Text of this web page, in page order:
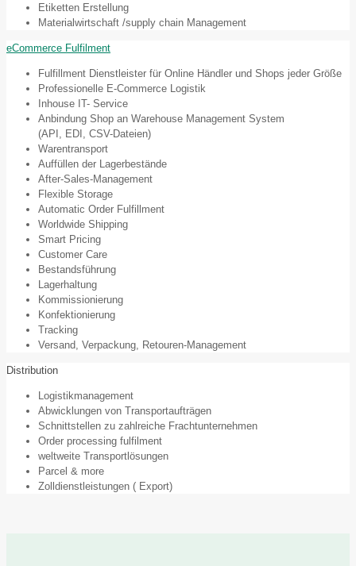
Etiketten Erstellung
Materialwirtschaft /supply chain Management
eCommerce Fulfilment
Fulfillment Dienstleister für Online Händler und Shops jeder Größe
Professionelle E-Commerce Logistik
Inhouse IT- Service
Anbindung Shop an Warehouse Management System
(API, EDI, CSV-Dateien)
Warentransport
Auffüllen der Lagerbestände
After-Sales-Management
Flexible Storage
Automatic Order Fulfillment
Worldwide Shipping
Smart Pricing
Customer Care
Bestandsführung
Lagerhaltung
Kommissionierung
Konfektionierung
Tracking
Versand, Verpackung, Retouren-Management
Distribution
Logistikmanagement
Abwicklungen von Transportaufträgen
Schnittstellen zu zahlreiche Frachtunternehmen
Order processing fulfilment
weltweite Transportlösungen
Parcel & more
Zolldienstleistungen ( Export)